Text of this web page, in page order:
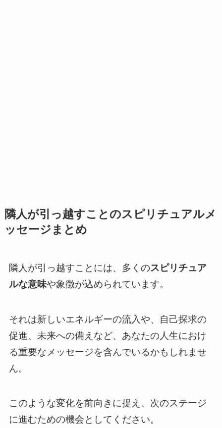
隣人が引っ越すことのスピリチュアルメ
ッセージまとめ
隣人が引っ越すことには、多くのスピリチュア
ルな意味や象徴が込められています。
それは新しいエネルギーの流入や、自己探求の
促進、未来への備えなど、あなたの人生におけ
る重要なメッセージを含んでいるかもしれませ
ん。
このような変化を前向きに捉え、次のステージ
に進むための機会としてください。